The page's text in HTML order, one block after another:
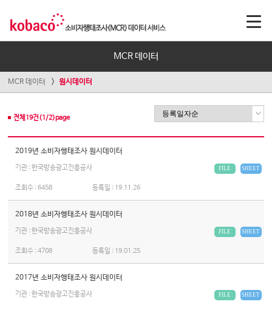
MCR 데이터
MCR 데이터 원시데이터
전체 19건(1 /2)page
2019년 소비자행태조사 원시데이터
기관 : 한국방송광고진흥공사 SHEET
FILE
조회수 :6458 등록일 : 19.11.26
2018년 소비자행태조사 원시데이터
기관 : 한국방송광고진흥공사 SHEET
FILE
조회수 :4708 등록일 : 19.01.25
2017년 소비자행태조사 원시데이터
기관 : 한국방송광고진흥공사 SHEET
FILE